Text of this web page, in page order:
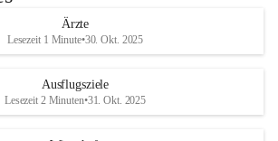
Ärzte
Lesezeit 1 Minute•30. Okt. 2025
Ausflugsziele
Lesezeit 2 Minuten•31. Okt. 2025